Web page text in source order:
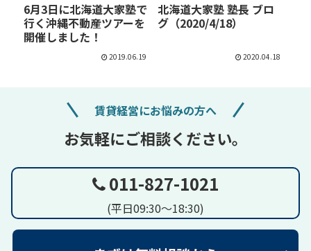
6月3日に北海道大家塾で
行く沖縄不動産ツアーを
開催しました！
2019.06.19
北海道大家塾 塾長 ブロ
グ（2020/4/18）
2020.04.18
賃貸経営にお悩みの方へ
お気軽にご相談ください。
011-827-1021
(平日09:30～18:30)